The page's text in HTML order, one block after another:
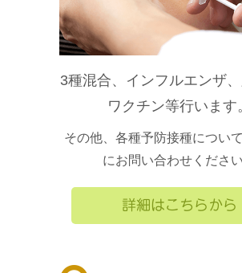
3種混合、インフルエンザ
ワクチン等行います
その他、各種予防接種につい
にお問い合わせください
詳細はこちらから